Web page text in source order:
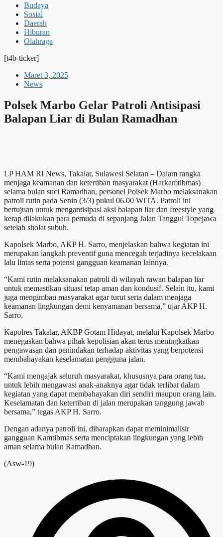
Budaya
Sosial
Daerah
Hiburan
Olahraga
[t4b-ticker]
Maret 3, 2025
News
Polsek Marbo Gelar Patroli Antisipasi
Balapan Liar di Bulan Ramadhan
LP HAM RI News, Takalar, Sulawesi Selatan – Dalam rangka
menjaga keamanan dan ketertiban masyarakat (Harkamtibmas)
selama bulan suci Ramadhan, personel Polsek Marbo melaksanakan
patroli rutin pada Senin (3/3) pukul 06.00 WITA. Patroli ini
bertujuan untuk mengantisipasi aksi balapan liar dan freestyle yang
kerap dilakukan para pemuda di sepanjang Jalan Tanggul Topejawa
setelah sholat subuh.
Kapolsek Marbo, AKP H. Sarro, menjelaskan bahwa kegiatan ini
merupakan langkah preventif guna mencegah terjadinya kecelakaan
lalu lintas serta potensi gangguan keamanan lainnya.
“Kami rutin melaksanakan patroli di wilayah rawan balapan liar
untuk memastikan situasi tetap aman dan kondusif. Selain itu, kami
juga mengimbau masyarakat agar turut serta dalam menjaga
keamanan lingkungan demi kenyamanan bersama,” ujar AKP H.
Sarro.
Kapolres Takalar, AKBP Gotam Hidayat, melalui Kapolsek Marbo
menegaskan bahwa pihak kepolisian akan terus meningkatkan
pengawasan dan penindakan terhadap aktivitas yang berpotensi
membahayakan keselamatan pengguna jalan.
“Kami mengajak seluruh masyarakat, khususnya para orang tua,
untuk lebih mengawasi anak-anaknya agar tidak terlibat dalam
kegiatan yang dapat membahayakan diri sendiri maupun orang lain.
Keselamatan dan ketertiban di jalan merupakan tanggung jawab
bersama,” tegas AKP H. Sarro.
Dengan adanya patroli ini, diharapkan dapat meminimalisir
gangguan Kamtibmas serta menciptakan lingkungan yang lebih
aman selama bulan Ramadhan.
(Asw-19)